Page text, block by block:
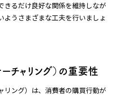
きるだけ良好な関係を維持しなが
ようさまざまな工夫を行いましょ
チャリング）の重要性
リング）は、消費者の購買行動が